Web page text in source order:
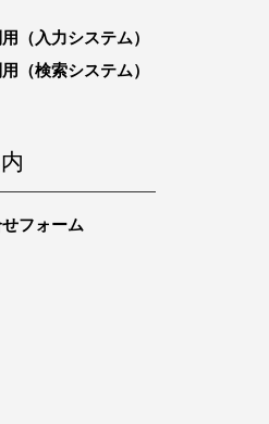
（入力システム）
（検索システム）
フォーム